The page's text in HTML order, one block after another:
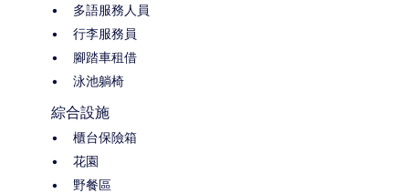
多語服務人員
行李服務員
腳踏車租借
泳池躺椅
綜合設施
櫃台保險箱
花園
野餐區